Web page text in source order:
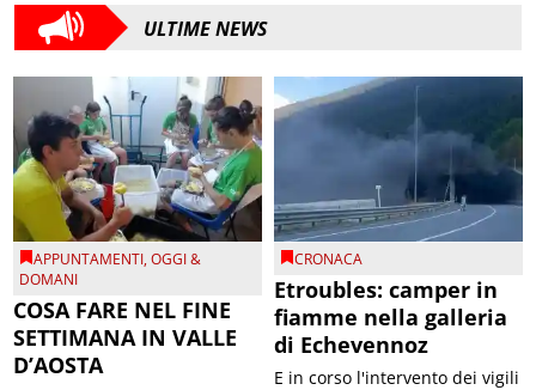
ULTIME NEWS
APPUNTAMENTI,OGGI &
DOMANI
COSA FARE NEL FINE
SETTIMANA IN VALLE
D’AOSTA
CRONACA
Etroubles: camper in
fiamme nella galleria
di Echevennoz
E in corso l'intervento dei vigili